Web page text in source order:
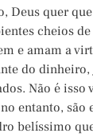
Deus quer
cheios
e amam a
do dinheiro,
Não é isso
entanto, são
belíssimo